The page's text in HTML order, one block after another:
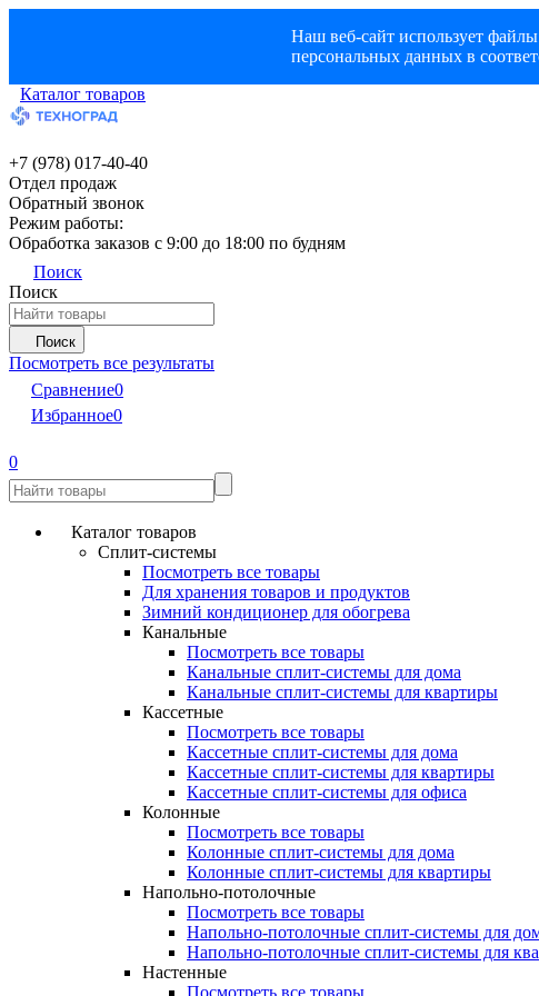
Наш веб-сайт использует
персональных данных в
Каталог товаров
+7 (978) 017-40-40
Отдел продаж
Обратный звонок
Режим работы:
Обработка заказов с 9:00 до 18:00 по будням
Поиск
Поиск
Поиск
Посмотреть все результаты
Сравнение0
Избранное0
0
Каталог товаров
Сплит-системы
Посмотреть все товары
Для хранения товаров и продуктов
Зимний кондиционер для обогрева
Канальные
Посмотреть все товары
Канальные сплит-системы для дома
Канальные сплит-системы для квартиры
Кассетные
Посмотреть все товары
Кассетные сплит-системы для дома
Кассетные сплит-системы для квартиры
Кассетные сплит-системы для офиса
Колонные
Посмотреть все товары
Колонные сплит-системы для дома
Колонные сплит-системы для квартиры
Напольно-потолочные
Посмотреть все товары
Напольно-потолочные сплит-системы для
Напольно-потолочные сплит-системы для
Настенные
Посмотреть все товары